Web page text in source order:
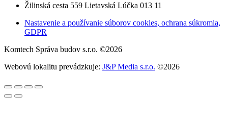
Žilinská cesta 559 Lietavská Lúčka 013 11
Nastavenie a používanie súborov cookies, ochrana súkromia,
GDPR
Komtech Správa budov s.r.o. ©2026
Webovú lokalitu prevádzkuje: J&P Media s.r.o. ©2026